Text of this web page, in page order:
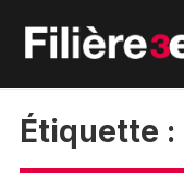
Étiquette :